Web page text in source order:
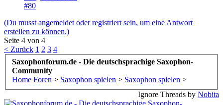
#80
(Du musst angemeldet oder registriert sein, um eine Antwort
erstellen zu können.)
Seite 4 von 4
< Zurück 1 2 3 4
Saxophonforum.de - Die deutschsprachige Saxophon-
Community
Home Foren > Saxophon spielen > Saxophon spielen >
Ignore Threads by Nobita